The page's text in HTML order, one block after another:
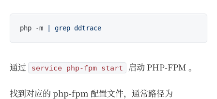
php -m | grep ddtrace
通过 service php-fpm start 启动 PHP-FPM 。
找到对应的 php-fpm 配置文件，通常路径为